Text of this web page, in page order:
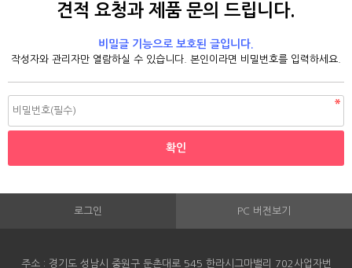
견적 요청과 제품 문의 드립니다.
비밀글 기능으로 보호된 글입니다.
작성자와 관리자만 열람하실 수 있습니다. 본인이라면 비밀번호를 입력하세요.
로그인 PC 버전보기
주소 : 경기도 성남시 중원구 둔촌대로 545 한라시그마밸리 702사업자번